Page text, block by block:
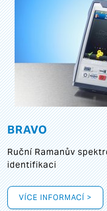
BRAVO
Ruční Ramanův
identifikaci
VÍCE INFORMACÍ >